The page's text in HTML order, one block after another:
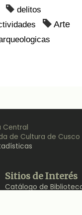
delitos
Arte
Central
de Cultura de Cusco
Back
to
Top
Sitios de Interés
Catálogo de